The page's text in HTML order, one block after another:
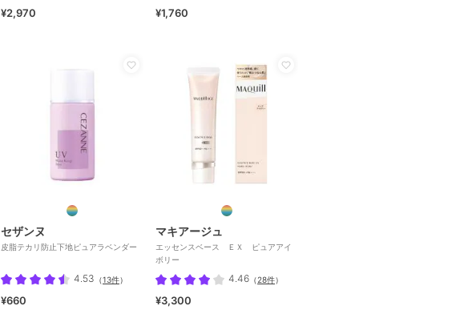
¥2,970 ¥1,760
セザンヌ
皮脂テカリ防止下地ピュアラベンダー
4.53 （13件）
¥660
マキアージュ
エッセンスベース ＥＸ ピュアアイ
ボリー
4.46 （28件）
¥3,300